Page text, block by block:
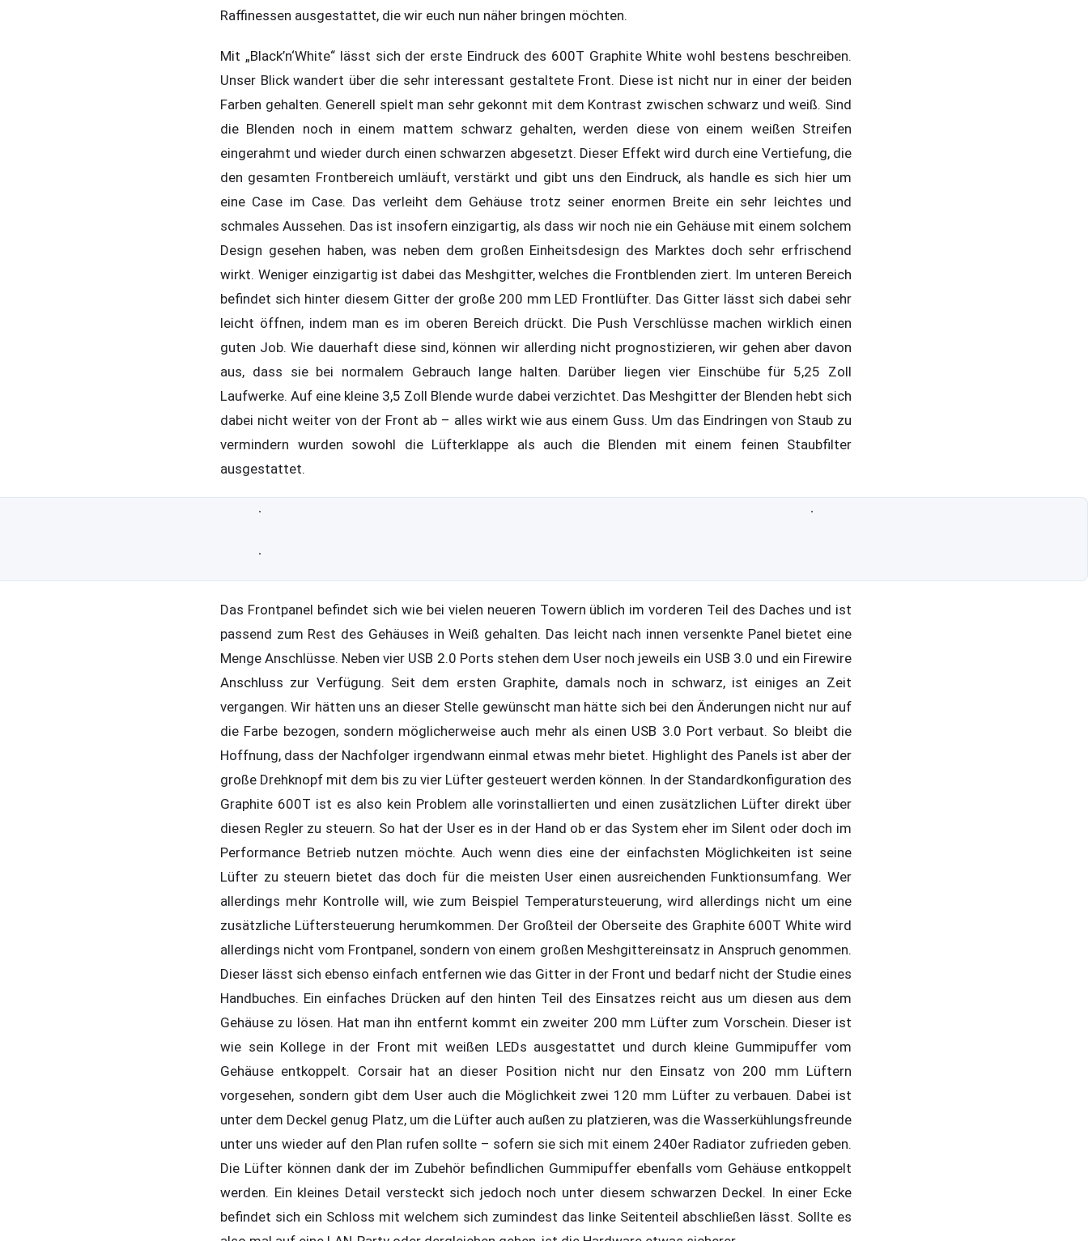
Raffinessen ausgestattet, die wir euch nun näher bringen möchten.
Mit „Black’n‘White“ lässt sich der erste Eindruck des 600T Graphite White wohl bestens beschreiben.
Unser Blick wandert über die sehr interessant gestaltete Front. Diese ist nicht nur in einer der beiden
Farben gehalten. Generell spielt man sehr gekonnt mit dem Kontrast zwischen schwarz und weiß. Sind
die Blenden noch in einem mattem schwarz gehalten, werden diese von einem weißen Streifen
eingerahmt und wieder durch einen schwarzen abgesetzt. Dieser Effekt wird durch eine Vertiefung, die
den gesamten Frontbereich umläuft, verstärkt und gibt uns den Eindruck, als handle es sich hier um
eine Case im Case. Das verleiht dem Gehäuse trotz seiner enormen Breite ein sehr leichtes und
schmales Aussehen. Das ist insofern einzigartig, als dass wir noch nie ein Gehäuse mit einem solchem
Design gesehen haben, was neben dem großen Einheitsdesign des Marktes doch sehr erfrischend
wirkt. Weniger einzigartig ist dabei das Meshgitter, welches die Frontblenden ziert. Im unteren Bereich
befindet sich hinter diesem Gitter der große 200 mm LED Frontlüfter. Das Gitter lässt sich dabei sehr
leicht öffnen, indem man es im oberen Bereich drückt. Die Push Verschlüsse machen wirklich einen
guten Job. Wie dauerhaft diese sind, können wir allerding nicht prognostizieren, wir gehen aber davon
aus, dass sie bei normalem Gebrauch lange halten. Darüber liegen vier Einschübe für 5,25 Zoll
Laufwerke. Auf eine kleine 3,5 Zoll Blende wurde dabei verzichtet. Das Meshgitter der Blenden hebt sich
dabei nicht weiter von der Front ab – alles wirkt wie aus einem Guss. Um das Eindringen von Staub zu
vermindern wurden sowohl die Lüfterklappe als auch die Blenden mit einem feinen Staubfilter
ausgestattet.
Das Frontpanel befindet sich wie bei vielen neueren Towern üblich im vorderen Teil des Daches und ist
passend zum Rest des Gehäuses in Weiß gehalten. Das leicht nach innen versenkte Panel bietet eine
Menge Anschlüsse. Neben vier USB 2.0 Ports stehen dem User noch jeweils ein USB 3.0 und ein Firewire
Anschluss zur Verfügung. Seit dem ersten Graphite, damals noch in schwarz, ist einiges an Zeit
vergangen. Wir hätten uns an dieser Stelle gewünscht man hätte sich bei den Änderungen nicht nur auf
die Farbe bezogen, sondern möglicherweise auch mehr als einen USB 3.0 Port verbaut. So bleibt die
Hoffnung, dass der Nachfolger irgendwann einmal etwas mehr bietet. Highlight des Panels ist aber der
große Drehknopf mit dem bis zu vier Lüfter gesteuert werden können. In der Standardkonfiguration des
Graphite 600T ist es also kein Problem alle vorinstallierten und einen zusätzlichen Lüfter direkt über
diesen Regler zu steuern. So hat der User es in der Hand ob er das System eher im Silent oder doch im
Performance Betrieb nutzen möchte. Auch wenn dies eine der einfachsten Möglichkeiten ist seine
Lüfter zu steuern bietet das doch für die meisten User einen ausreichenden Funktionsumfang. Wer
allerdings mehr Kontrolle will, wie zum Beispiel Temperatursteuerung, wird allerdings nicht um eine
zusätzliche Lüftersteuerung herumkommen. Der Großteil der Oberseite des Graphite 600T White wird
allerdings nicht vom Frontpanel, sondern von einem großen Meshgittereinsatz in Anspruch genommen.
Dieser lässt sich ebenso einfach entfernen wie das Gitter in der Front und bedarf nicht der Studie eines
Handbuches. Ein einfaches Drücken auf den hinten Teil des Einsatzes reicht aus um diesen aus dem
Gehäuse zu lösen. Hat man ihn entfernt kommt ein zweiter 200 mm Lüfter zum Vorschein. Dieser ist
wie sein Kollege in der Front mit weißen LEDs ausgestattet und durch kleine Gummipuffer vom
Gehäuse entkoppelt. Corsair hat an dieser Position nicht nur den Einsatz von 200 mm Lüftern
vorgesehen, sondern gibt dem User auch die Möglichkeit zwei 120 mm Lüfter zu verbauen. Dabei ist
unter dem Deckel genug Platz, um die Lüfter auch außen zu platzieren, was die Wasserkühlungsfreunde
unter uns wieder auf den Plan rufen sollte – sofern sie sich mit einem 240er Radiator zufrieden geben.
Die Lüfter können dank der im Zubehör befindlichen Gummipuffer ebenfalls vom Gehäuse entkoppelt
werden. Ein kleines Detail versteckt sich jedoch noch unter diesem schwarzen Deckel. In einer Ecke
befindet sich ein Schloss mit welchem sich zumindest das linke Seitenteil abschließen lässt. Sollte es